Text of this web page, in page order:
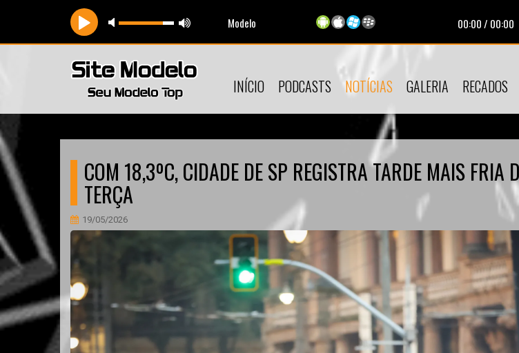
Modelo 00:00/ 00:00
INÍCIO PODCASTS NOTÍCIAS GALERIA RECADOS
COM 18,3ºC, CIDADE DE SP REGISTRA TARDE MAIS FRIA
TERÇA
19/05/2026